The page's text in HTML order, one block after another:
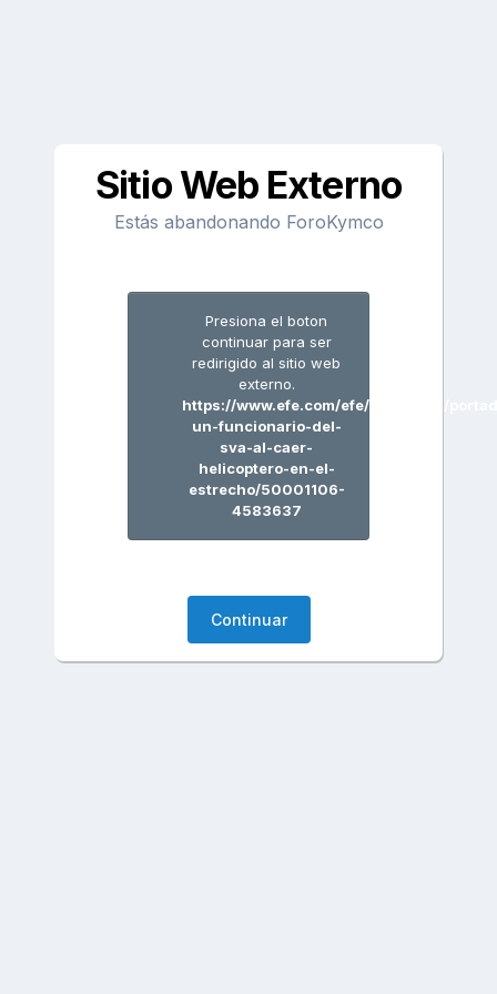
Sitio Web Externo
Estás abandonando ForoKymco
Presiona el boton
continuar para ser
redirigido al sitio web
externo.
https://www.efe.com/efe/andalucia/
un-funcionario-del-
sva-al-caer-
helicoptero-en-el-
estrecho/50001106-
4583637
Continuar